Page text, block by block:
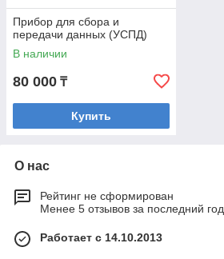
Посмотреть витрину
Прибор для сбора и
передачи данных (УСПД)
В наличии
80 000 ₸
Купить
О нас
Рейтинг не сформирован
Менее 5 отзывов за последний год
Работает с 14.10.2013